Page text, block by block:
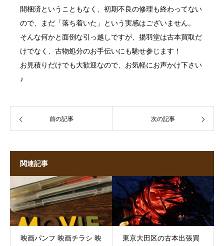
開梱済ということもなく、初期不良の修理も終わってない
ので、まだ「落ち着いた」という実感はございません。
そんな何かと面倒な引っ越しですが、揚羽堂は古本買取だ
けでなく、 古物処分のお手伝いにも馳せ参じます！
お見積りだけでも大歓迎なので、お気軽にお声かけ下さい
♪
前の記事 次の記事
関連記事
映画パンフ 映画チラシ 映
東京大田区の古本出張買